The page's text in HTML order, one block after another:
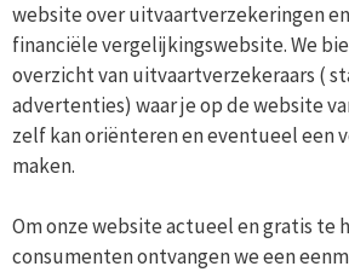
website over uitvaartverzekeringen
financiële vergelijkingswebsite. We
overzicht van uitvaartverzekeraars (
advertenties) waar je op de website
zelf kan oriënteren en eventueel een
maken.
Om onze website actueel en gratis te
consumenten ontvangen we een